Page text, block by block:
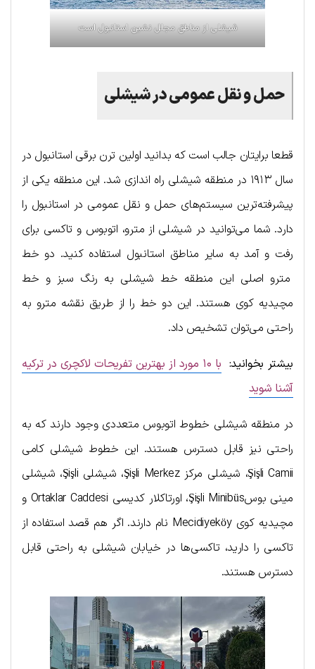
شیشلی از مناطق مجلل نشین استانبول است
حمل‌ و نقل عمومی در شیشلی
قطعا برایتان جالب است که بدانید اولین ترن برقی استانبول در
سال ۱۹۱۳ در منطقه شیشلی راه اندازی شد. این منطقه یکی از
پیشرفته‌ترین سیستم‌های حمل و نقل عمومی در استانبول را
دارد. شما می‌توانید در شیشلی از مترو، اتوبوس و تاکسی برای
رفت و آمد به سایر مناطق استانبول استفاده کنید. دو خط
مترو اصلی این منطقه خط شیشلی به رنگ سبز و خط
مچیدیه کوی هستند. این دو خط را از طریق نقشه مترو به
راحتی می‌توان تشخیص داد.
بیشتر بخوانید:
با ۱۰ مورد از بهترین تفریحات لاکچری در ترکیه
آشنا شوید
در منطقه شیشلی خطوط اتوبوس متعددی وجود دارند که به
راحتی نیز قابل دسترس هستند. این خطوط شیشلی کامی
Şişli Camii، شیشلی مرکز Şişli Merkez، شیشلی Şişli، شیشلی
مینی بوسŞişli Minibüs، اورتاکلار کدیسی Ortaklar Caddesi و
مچیدیه کوی Mecidiyeköy نام دارند. اگر هم قصد استفاده از
تاکسی را دارید، تاکسی‌ها در خیابان شیشلی به راحتی قابل
دسترس هستند.